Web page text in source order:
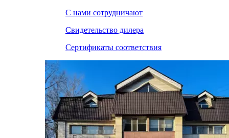
С нами сотрудничают
Свидетельство дилера
Сертификаты соответствия